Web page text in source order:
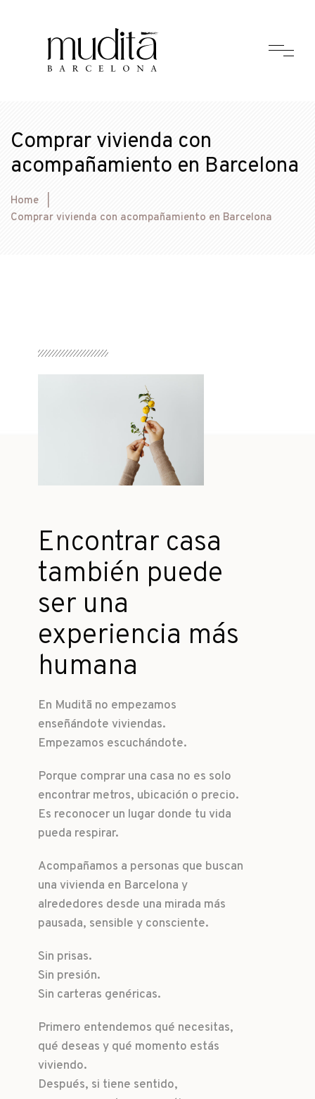
Comprar vivienda con
acompañamiento en Barcelona
Home
Comprar vivienda con acompañamiento en Barcelona
Encontrar casa
también puede
ser una
experiencia más
humana
En Muditā no empezamos
enseñándote viviendas.
Empezamos escuchándote.
Porque comprar una casa no es solo
encontrar metros, ubicación o precio.
Es reconocer un lugar donde tu vida
pueda respirar.
Acompañamos a personas que buscan
una vivienda en Barcelona y
alrededores desde una mirada más
pausada, sensible y consciente.
Sin prisas.
Sin presión.
Sin carteras genéricas.
Primero entendemos qué necesitas,
qué deseas y qué momento estás
viviendo.
Después, si tiene sentido,